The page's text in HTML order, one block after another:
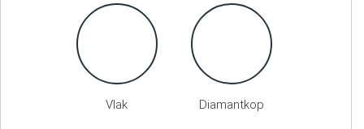
Vlak Diamantkop